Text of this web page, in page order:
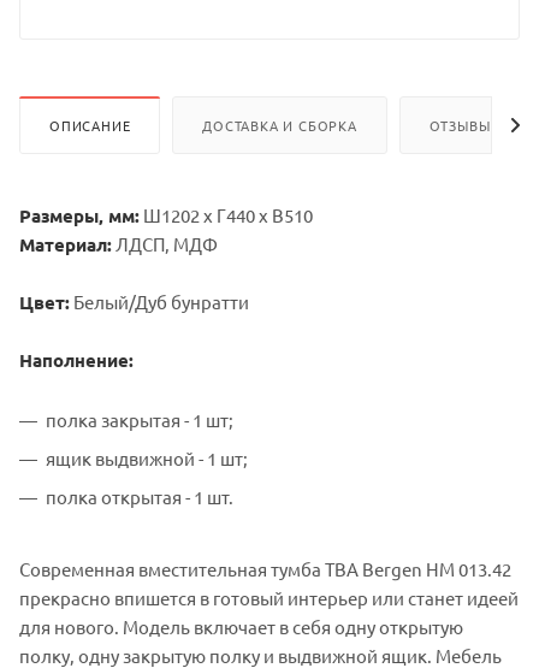
ОПИСАНИЕ ДОСТАВКА И СБОРКА ОТЗЫВЫ
Размеры, мм: Ш1202 х Г440 х В510
Материал: ЛДСП, МДФ
Цвет: Белый/Дуб бунратти
Наполнение:
полка закрытая - 1 шт;
ящик выдвижной - 1 шт;
полка открытая - 1 шт.
Современная вместительная тумба ТВА Bergen НМ 013.42
прекрасно впишется в готовый интерьер или станет идеей
для нового. Модель включает в себя одну открытую
полку, одну закрытую полку и выдвижной ящик. Мебель